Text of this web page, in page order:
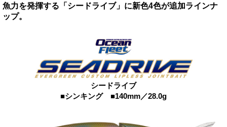
魚力を発揮する「シードライブ」に新色4色が追加ラインナ
ップ。
シードライブ
■シンキング ■140mm／28.0g